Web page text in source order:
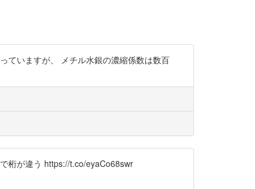
ていますが、 メチル水銀の濃縮係数は数百
桁が違う https://t.co/eyaCo68swr